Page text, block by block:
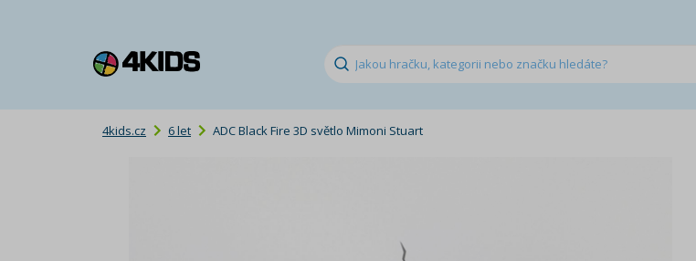
4kids.cz 6 let ADC Black Fire 3D světlo Mimoni Stuart